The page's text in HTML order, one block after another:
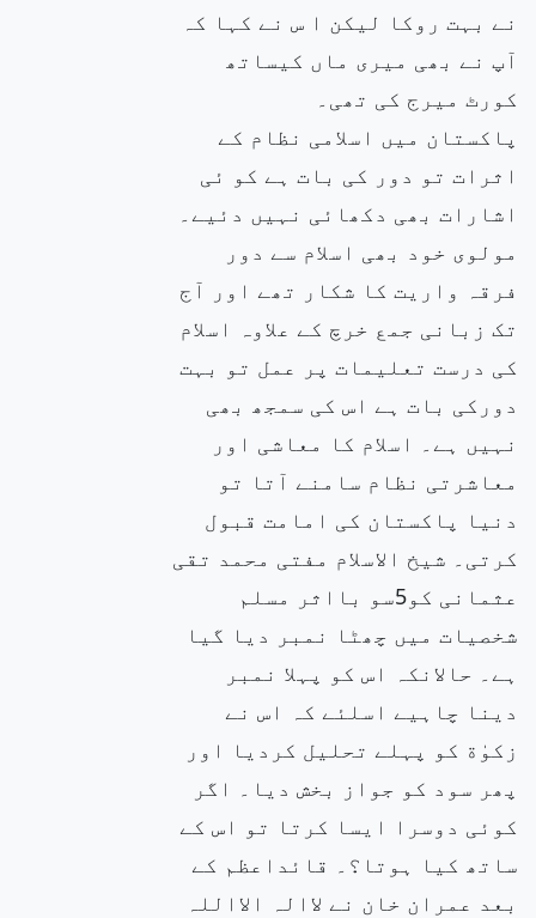
نے بہت روکا لیکن ا س نے کہا کہ
آپ نے بھی میری ماں کیساتھ
کورٹ میرج کی تھی۔
پاکستان میں اسلامی نظام کے
اثرات تو دور کی بات ہے کو ئی
اشارات بھی دکھائی نہیں دئیے۔
مولوی خود بھی اسلام سے دور
فرقہ واریت کا شکار تھے اور آج
تک زبانی جمع خرچ کے علاوہ اسلام
کی درست تعلیمات پر عمل تو بہت
دورکی بات ہے اس کی سمجھ بھی
نہیں ہے۔ اسلام کا معاشی اور
معاشرتی نظام سامنے آتا تو
دنیا پاکستان کی امامت قبول
کرتی۔ شیخ الاسلام مفتی محمد تقی
عثمانی کو5سو بااثر مسلم
شخصیات میں چھٹا نمبر دیا گیا
ہے۔ حالانکہ اس کو پہلا نمبر
دینا چاہیے اسلئے کہ اس نے
زکوٰة کو پہلے تحلیل کردیا اور
پھر سود کو جواز بخش دیا۔ اگر
کوئی دوسرا ایسا کرتا تو اس کے
ساتھ کیا ہوتا؟۔ قائداعظم کے
بعد عمران خان نے لاالہ الااللہ